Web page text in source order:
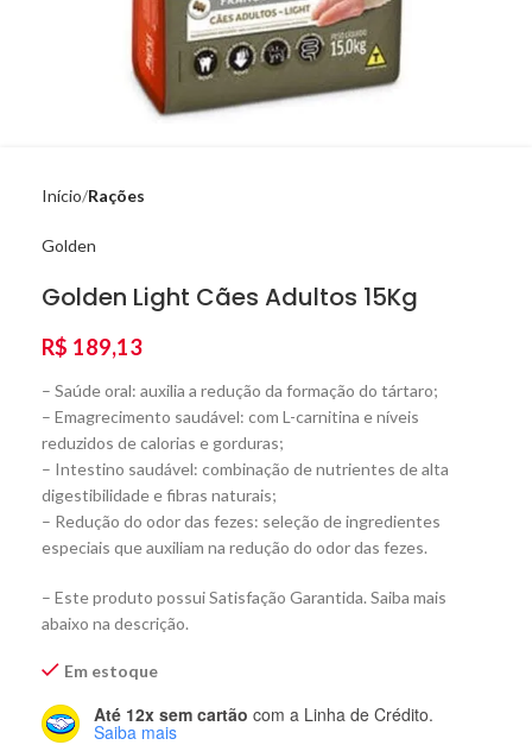
Início Rações
Golden
Golden Light Cães Adultos 15Kg
R$ 189,13
– Saúde oral: auxilia a redução da formação do tártaro;
– Emagrecimento saudável: com L-carnitina e níveis
reduzidos de calorias e gorduras;
– Intestino saudável: combinação de nutrientes de alta
digestibilidade e fibras naturais;
– Redução do odor das fezes: seleção de ingredientes
especiais que auxiliam na redução do odor das fezes.
– Este produto possui Satisfação Garantida. Saiba mais
abaixo na descrição.
Em estoque
Até 12x sem cartão com a Linha de Crédito.
Saiba mais